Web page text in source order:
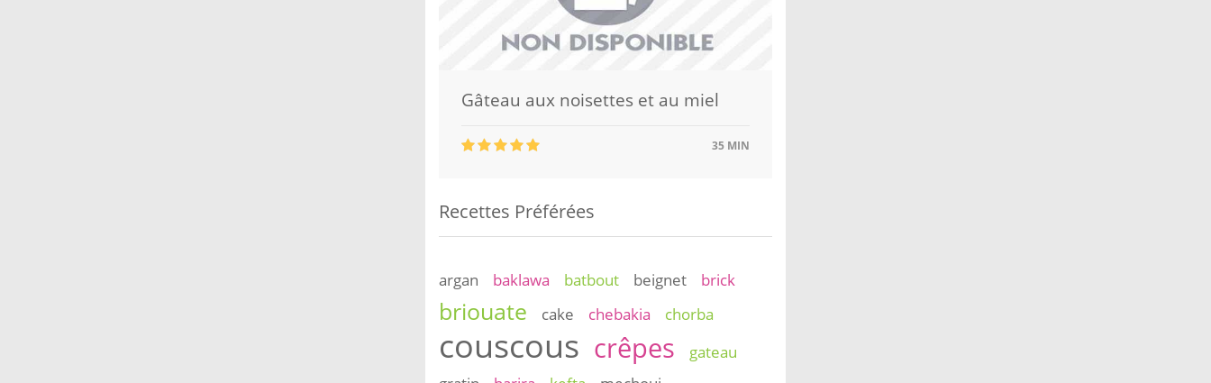
Gâteau aux noisettes et au miel
35 MIN
Recettes Préférées
argan baklawa batbout beignet brick
briouate cake chebakia chorba
couscous crêpes
gateau